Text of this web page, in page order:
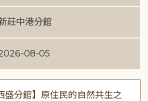
莊中港分館
08-05
盛分館】原住民的自然共生之